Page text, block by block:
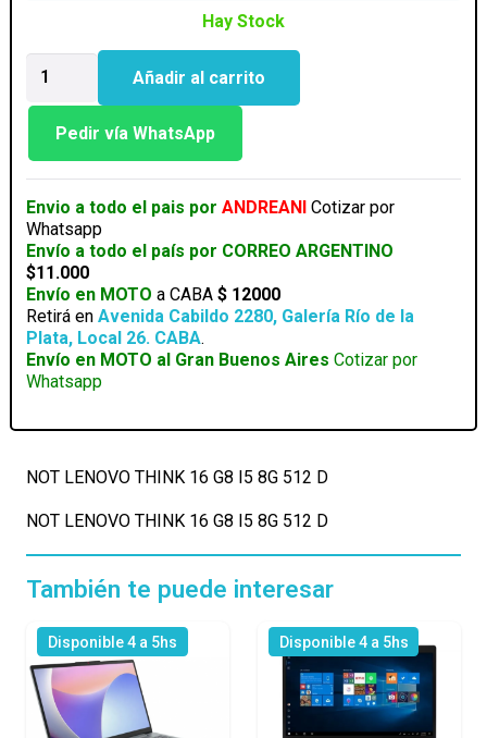
Hay Stock
LENOVO
THINK
512
D
cantidad
Añadir al carrito
Pedir vía WhatsApp
Envio a todo el pais por ANDREANI Cotizar por
Whatsapp
Envío a todo el país por CORREO ARGENTINO
$11.000
Envío en MOTO a CABA$ 12000
Retirá enAvenida Cabildo 2280, Galería Río de la
Plata, Local 26. CABA.
Envío en MOTO al Gran Buenos Aires Cotizar por
Whatsapp
NOT LENOVO THINK 16 G8 I5 8G 512 D
NOT LENOVO THINK 16 G8 I5 8G 512 D
También te puede interesar
Disponible 4 a 5hs Disponible 4 a 5hs